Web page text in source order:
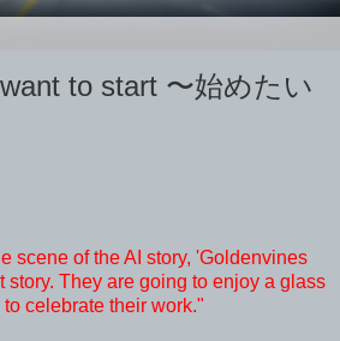
to start 〜始めたい
scene of the AI story, 'Goldenvines
story. They are going to enjoy a glass
celebrate their work."